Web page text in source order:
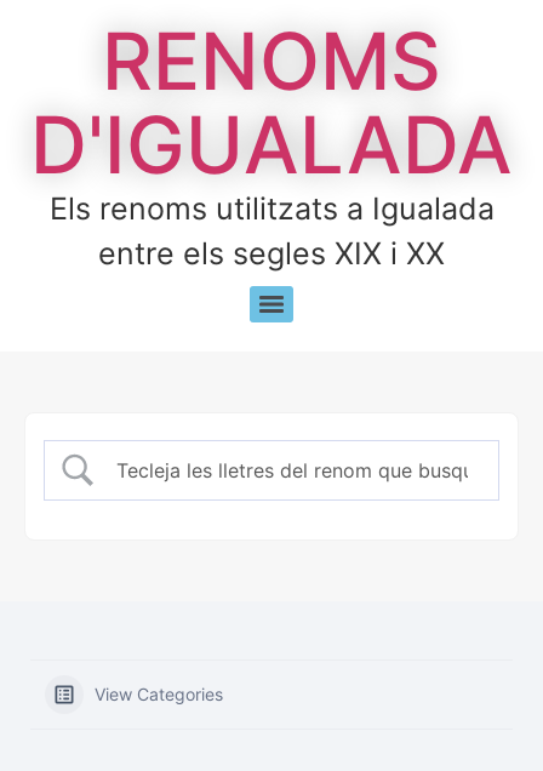
RENOMS
D'IGUALADA
Els renoms utilitzats a Igualada
entre els segles XIX i XX
View Categories